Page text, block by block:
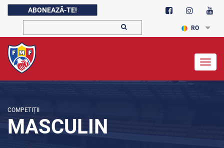
ABONEAZĂ-TE!
RO
COMPETIȚII
MASCULIN